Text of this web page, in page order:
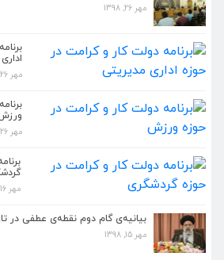
مهر 26, 1398
مهر 26, 1398
مهر 26, 1398
مهر 16, 1398
بیانیه‌ی گام دوم نقطه‌ی عطفی در
مهر 15, 1398
برنامه دولت کار و کرامت در حوزه اداری مدیریتی...
برنامه دولت کار و کرامت در حوزه ورزش...
مهر 26, 1398
مهر 26, 1398